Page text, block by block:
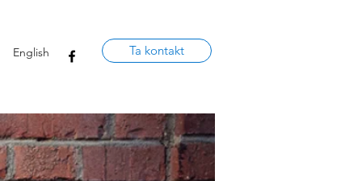
English Ta kontakt